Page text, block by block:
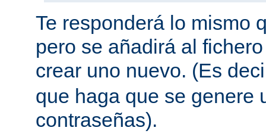
Te responderá lo mismo
pero se añadirá al
crear uno nuevo. (Es
que haga que se genere
contraseñas).